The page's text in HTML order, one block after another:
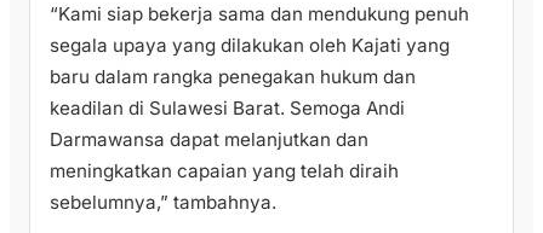
“Kami siap bekerja sama dan mendukung penuh
segala upaya yang dilakukan oleh Kajati yang
baru dalam rangka penegakan hukum dan
keadilan di Sulawesi Barat. Semoga Andi
Darmawansa dapat melanjutkan dan
meningkatkan capaian yang telah diraih
sebelumnya,” tambahnya.